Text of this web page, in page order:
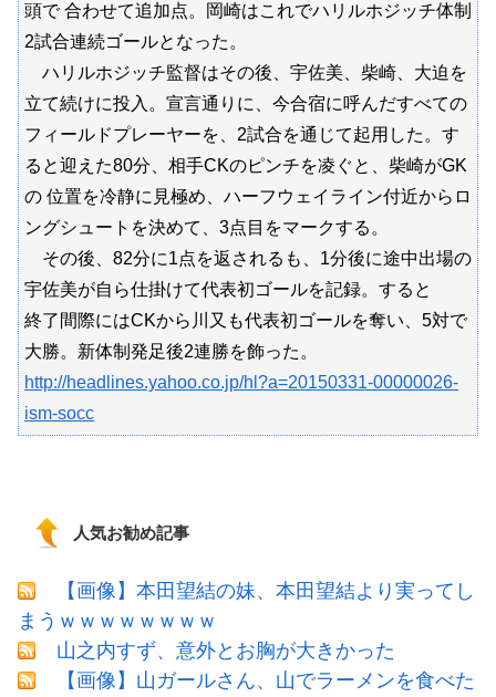
頭で 合わせて追加点。岡崎はこれでハリルホジッチ体制
2試合連続ゴールとなった。
ハリルホジッチ監督はその後、宇佐美、柴崎、大迫を
立て続けに投入。宣言通りに、今合宿に呼んだすべての
フィールドプレーヤーを、2試合を通じて起用した。す
ると迎えた80分、相手CKのピンチを凌ぐと、柴崎がGK
の 位置を冷静に見極め、ハーフウェイライン付近からロ
ングシュートを決めて、3点目をマークする。
その後、82分に1点を返されるも、1分後に途中出場の
宇佐美が自ら仕掛けて代表初ゴールを記録。すると
終了間際にはCKから川又も代表初ゴールを奪い、5対で
大勝。新体制発足後2連勝を飾った。
http://headlines.yahoo.co.jp/hl?a=20150331-00000026-
ism-socc
人気お勧め記事
【画像】本田望結の妹、本田望結より実ってし
まうｗｗｗｗｗｗｗｗ
山之内すず、意外とお胸が大きかった
【画像】山ガールさん、山でラーメンを食べた